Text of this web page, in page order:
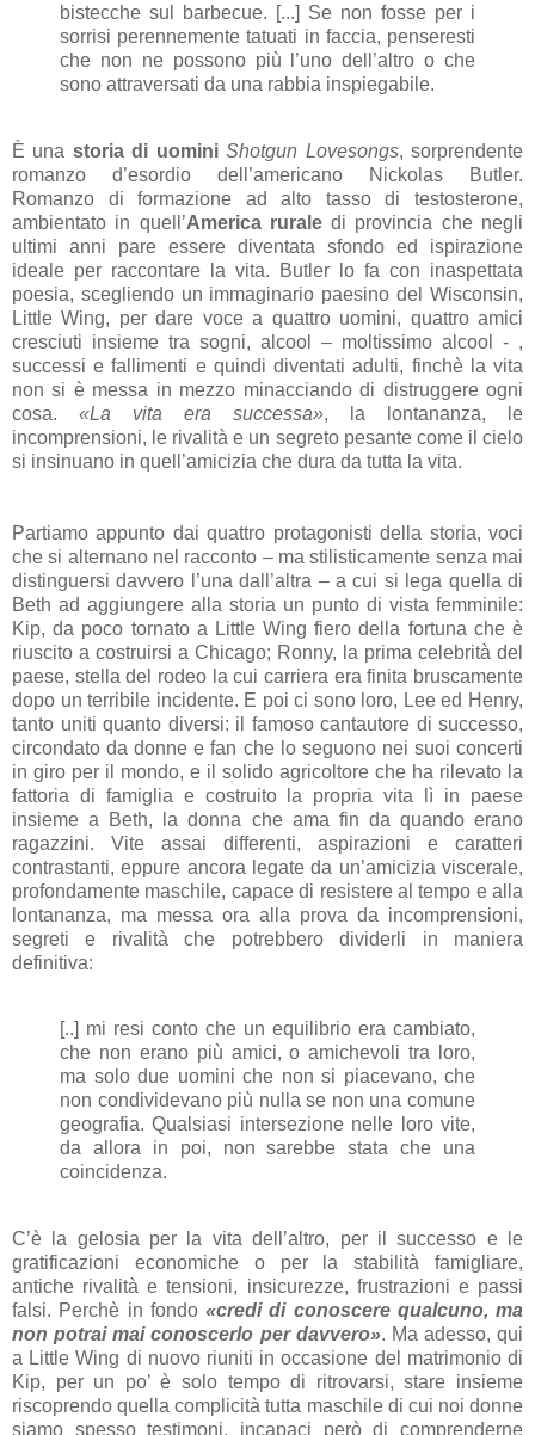
bistecche sul barbecue. [...] Se non fosse per i
sorrisi perennemente tatuati in faccia, penseresti
che non ne possono più l’uno dell’altro o che
sono attraversati da una rabbia inspiegabile.
È una storia di uomini Shotgun Lovesongs, sorprendente
romanzo d’esordio dell’americano Nickolas Butler.
Romanzo di formazione ad alto tasso di testosterone,
ambientato in quell’America ruraledi provincia che negli
ultimi anni pare essere diventata sfondo ed ispirazione
ideale per raccontare la vita. Butler lo fa con inaspettata
poesia, scegliendo un immaginario paesino del Wisconsin,
Little Wing, per dare voce a quattro uomini, quattro amici
cresciuti insieme tra sogni, alcool – moltissimo alcool - ,
successi e fallimenti e quindi diventati adulti, finchè la vita
non si è messa in mezzo minacciando di distruggere ogni
cosa. «La vita era successa», la lontananza, le
incomprensioni, le rivalità e un segreto pesante come il cielo
si insinuano in quell’amicizia che dura da tutta la vita.
Partiamo appunto dai quattro protagonisti della storia, voci
che si alternano nel racconto – ma stilisticamente senza mai
distinguersi davvero l’una dall’altra – a cui si lega quella di
Beth ad aggiungere alla storia un punto di vista femminile:
Kip, da poco tornato a Little Wing fiero della fortuna che è
riuscito a costruirsi a Chicago; Ronny, la prima celebrità del
paese, stella del rodeo la cui carriera era finita bruscamente
dopo un terribile incidente. E poi ci sono loro, Lee ed Henry,
tanto uniti quanto diversi: il famoso cantautore di successo,
circondato da donne e fan che lo seguono nei suoi concerti
in giro per il mondo, e il solido agricoltore che ha rilevato la
fattoria di famiglia e costruito la propria vita lì in paese
insieme a Beth, la donna che ama fin da quando erano
ragazzini. Vite assai differenti, aspirazioni e caratteri
contrastanti, eppure ancora legate da un’amicizia viscerale,
profondamente maschile, capace di resistere al tempo e alla
lontananza, ma messa ora alla prova da incomprensioni,
segreti e rivalità che potrebbero dividerli in maniera
definitiva:
[..] mi resi conto che un equilibrio era cambiato,
che non erano più amici, o amichevoli tra loro,
ma solo due uomini che non si piacevano, che
non condividevano più nulla se non una comune
geografia. Qualsiasi intersezione nelle loro vite,
da allora in poi, non sarebbe stata che una
coincidenza.
C’è la gelosia per la vita dell’altro, per il successo e le
gratificazioni economiche o per la stabilità famigliare,
antiche rivalità e tensioni, insicurezze, frustrazioni e passi
falsi. Perchè in fondo «credi di conoscere qualcuno, ma
non potrai mai conoscerlo per davvero». Ma adesso, qui
a Little Wing di nuovo riuniti in occasione del matrimonio di
Kip, per un po’ è solo tempo di ritrovarsi, stare insieme
riscoprendo quella complicità tutta maschile di cui noi donne
siamo spesso testimoni, incapaci però di comprenderne